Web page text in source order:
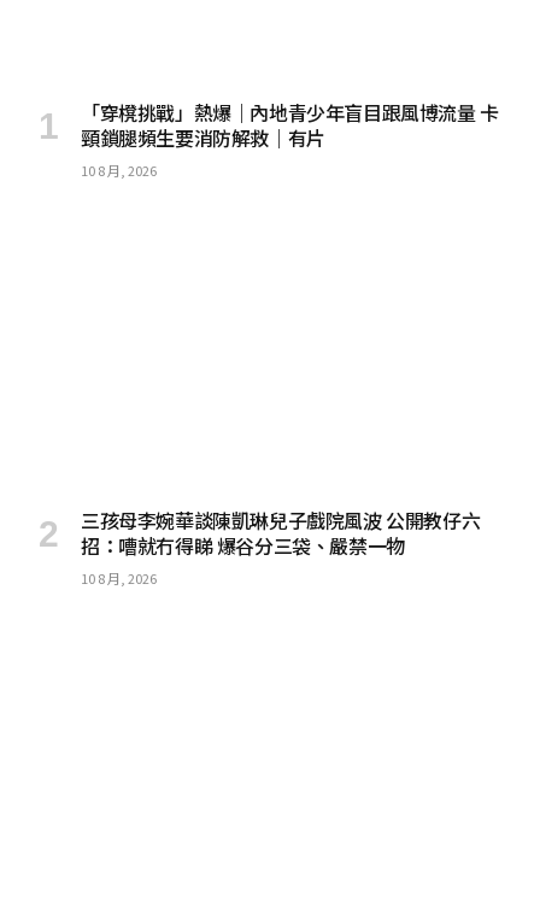
「穿櫈挑戰」熱爆｜內地青少年盲目跟風博流量 卡
頸鎖腿頻生要消防解救｜有片
10 8 月, 2026
三孩母李婉華談陳凱琳兒子戲院風波 公開教仔六
招：嘈就冇得睇 爆谷分三袋、嚴禁一物
10 8 月, 2026